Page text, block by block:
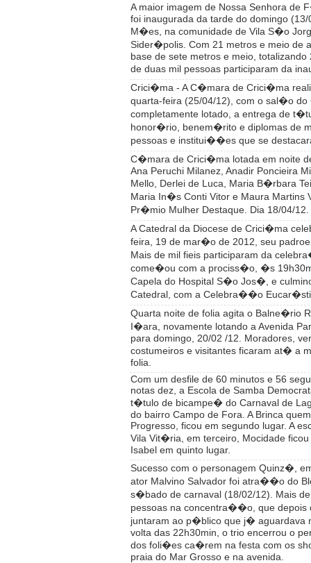
A maior imagem de Nossa Senhora de
foi inaugurada da tarde do domingo (13/
M�es, na comunidade de Vila S�o
Sider�polis. Com 21 metros e meio de
base de sete metros e meio, totalizando
de duas mil pessoas participaram da
Crici�ma - A C�mara de Crici�ma
quarta-feira (25/04/12), com o sal�o
completamente lotado, a entrega de
honor�rio, benem�rito e diplomas de
pessoas e institui��es que se
C�mara de Crici�ma lotada em noite
Ana Peruchi Milanez, Anadir Poncieira
Mello, Derlei de Luca, Maria B�rbara
Maria In�s Conti Vitor e Maura Martins
Pr�mio Mulher Destaque. Dia 18/04/12.
A Catedral da Diocese de Crici�ma
feira, 19 de mar�o de 2012, seu
Mais de mil fieis participaram da
come�ou com a prociss�o, �s
Capela do Hospital S�o Jos�, e
Catedral, com a Celebra��o
Quarta noite de folia agita o Balne�rio
I�ara, novamente lotando a Avenida
para domingo, 20/02 /12. Moradores,
costumeiros e visitantes ficaram at� a
folia.
Com um desfile de 60 minutos e 56
notas dez, a Escola de Samba
t�tulo de bicampe� do Carnaval de
do bairro Campo de Fora. A Brinca
Progresso, ficou em segundo lugar. A
Vila Vit�ria, em terceiro, Mocidade ficou
Isabel em quinto lugar.
Sucesso com o personagem Quinz�,
ator Malvino Salvador foi atra��o do
s�bado de carnaval (18/02/12). Mais
pessoas na concentra��o, que depois
juntaram ao p�blico que j� aguardava
volta das 22h30min, o trio encerrou o
dos foli�es ca�rem na festa com os
praia do Mar Grosso e na avenida.